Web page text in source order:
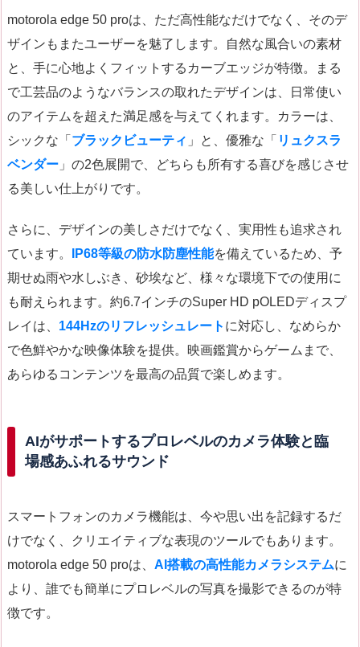
motorola edge 50 proは、ただ高性能なだけでなく、そのデ
ザインもまたユーザーを魅了します。自然な風合いの素材
と、手に心地よくフィットするカーブエッジが特徴。まる
で工芸品のようなバランスの取れたデザインは、日常使い
のアイテムを超えた満足感を与えてくれます。カラーは、
シックな「 ブラックビューティ 」と、優雅な「 リュクスラ
ベンダー 」の2色展開で、どちらも所有する喜びを感じさせ
る美しい仕上がりです。
さらに、デザインの美しさだけでなく、実用性も追求され
ています。
IP68等級の防水防塵性能を備えているため、予
期せぬ雨や水しぶき、砂埃など、様々な環境下での使用に
も耐えられます。約6.7インチのSuper HD pOLEDディスプ
レイは、 144Hzのリフレッシュレート に対応し、なめらか
で色鮮やかな映像体験を提供。映画鑑賞からゲームまで、
あらゆるコンテンツを最高の品質で楽しめます。
AIがサポートするプロレベルのカメラ体験と臨
場感あふれるサウンド
スマートフォンのカメラ機能は、今や思い出を記録するだ
けでなく、クリエイティブな表現のツールでもあります。
motorola edge 50 proは、 AI搭載の高性能カメラシステムに
より、誰でも簡単にプロレベルの写真を撮影できるのが特
徴です。